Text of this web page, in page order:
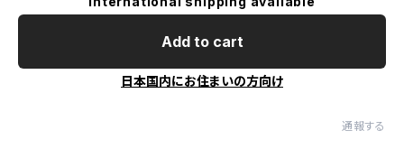
Add to cart
日本国内にお住まいの方向け
通報する